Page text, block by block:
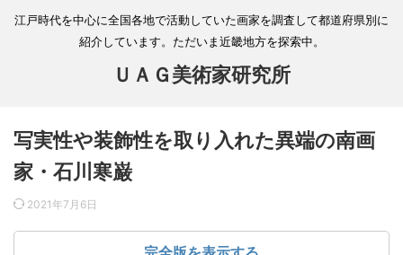
江戸時代を中心に全国各地で活動していた画家を調査して都道府県別に
紹介しています。ただいま近畿地方を探索中。
ＵＡＧ美術家研究所
写実性や装飾性を取り入れた異端の南画
家・石川寒巌
2021年7月6日